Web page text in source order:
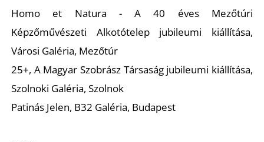
Homo et Natura - A 40 éves Mezőtúri
Képzőművészeti Alkotótelep jubileumi kiállítása,
Városi Galéria, Mezőtúr
25+, A Magyar Szobrász Társaság jubileumi kiállítása,
Szolnoki Galéria, Szolnok
Patinás Jelen, B32 Galéria, Budapest